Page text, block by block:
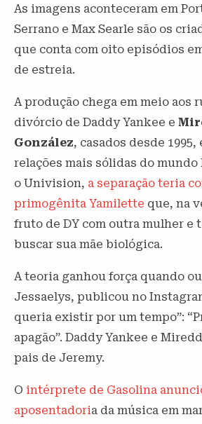
As imagens aconteceram em
Serrano e Max Searle são os
que conta com oito episódios
de estreia.
A produção chega em meio aos
divórcio de Daddy Yankee e
González, casados desde 1995,
relações mais sólidas do
o Univision, a separação teria
primogênita Yamilette que, na
fruto de DY com outra mulher e
buscar sua mãe biológica.
A teoria ganhou força quando
Jessaelys, publicou no
queria existir por um tempo”:
apagão”. Daddy Yankee e
pais de Jeremy.
O intérprete de Gasolina
aposentadoria da música em